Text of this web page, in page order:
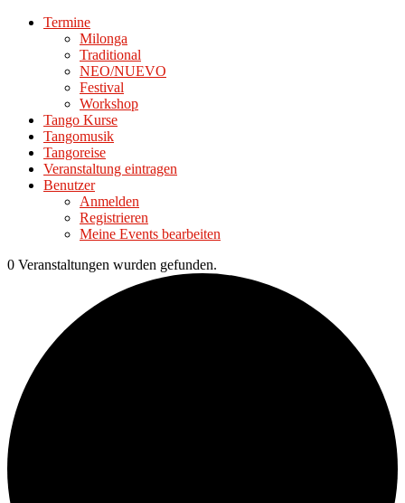
Termine
Milonga
Traditional
NEO/NUEVO
Festival
Workshop
Tango Kurse
Tangomusik
Tangoreise
Veranstaltung eintragen
Benutzer
Anmelden
Registrieren
Meine Events bearbeiten
0 Veranstaltungen wurden gefunden.